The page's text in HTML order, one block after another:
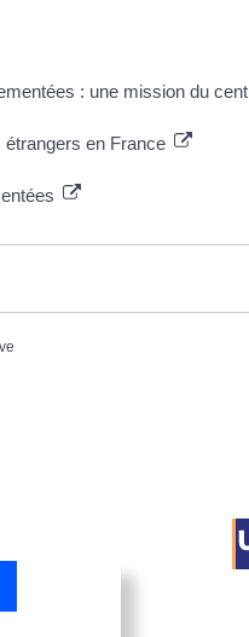
: une mission du
en France